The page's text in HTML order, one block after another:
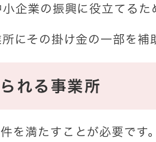
企業の振興に役立てるた
にその掛け金の一部を補
れる事業所
を満たすことが必要です。